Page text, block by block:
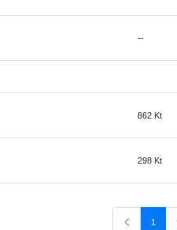
--
862 Kt
298 Kt
Edellinen sivu
Sivu
1